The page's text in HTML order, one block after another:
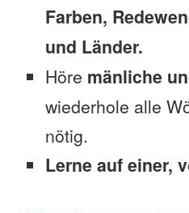
Farben,
und Länder.
Höre mänliche
wiederhole alle
nötig.
Lerne auf einer,